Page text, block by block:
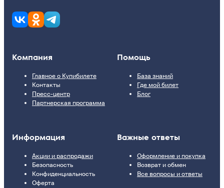
Компания
Главное о Купибилете
Контакты
Пресс-центр
Партнерская программа
Помощь
База знаний
Где мой билет
Блог
Информация
Акции и распродажи
Безопасность
Конфиденциальность
Оферта
Важные ответы
Оформление и покупка
Возврат и обмен
Все вопросы и ответы